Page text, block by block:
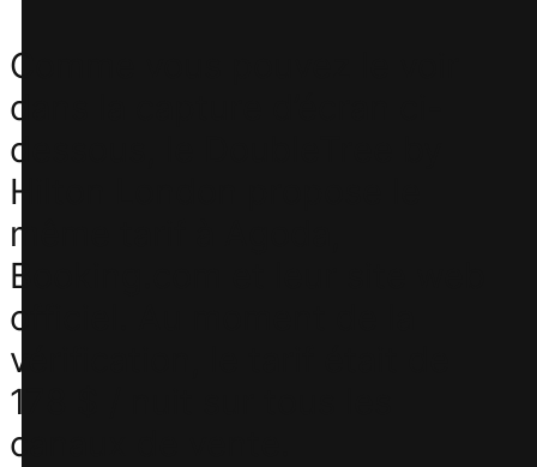
Comme vous pouvez le voir
dans la capture d’écran ci-
dessous, le DoubleTree by
Hilton London propose le
même tarif à Agoda,
Booking.com et leur site web
officiel. Au moment de la
vérification, le tarif était de
178 $ / nuit sur tous les
canaux de vente.